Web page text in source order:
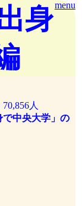
menu
身
人
で中央大学」の